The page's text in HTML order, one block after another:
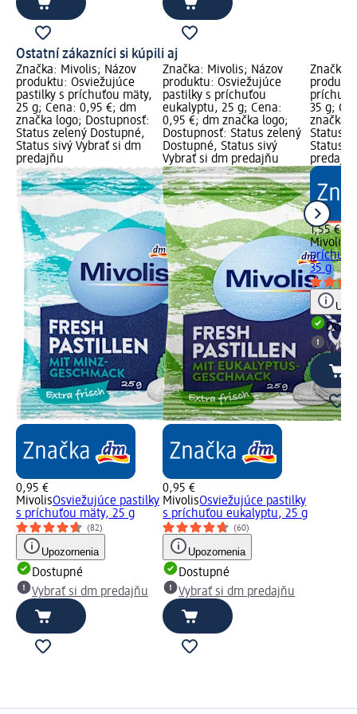
Ostatní zákazníci si kúpili aj
Značka: Mivolis; Názov
produktu: Osviežujúce
pastilky s príchuťou mäty,
25 g; Cena: 0,95 €; dm
značka logo; Dostupnosť:
Status zelený Dostupné,
Status sivý Vybrať si dm
predajňu
0,95 €
MivolisOsviežujúce pastilky
s príchuťou mäty, 25 g
(82)
Upozornenia
Dostupné
Vybrať si dm predajňu
Značka: Mivolis; Názov
produktu: Osviežujúce
pastilky s príchuťou
eukalyptu, 25 g; Cena:
0,95 €; dm značka logo;
Dostupnosť: Status zelený
Dostupné, Status sivý
Vybrať si dm predajňu
0,95 €
MivolisOsviežujúce pastilky
s príchuťou eukalyptu, 25 g
(60)
Upozornenia
Dostupné
Vybrať si dm predajňu
Značka:
35 g;
značka
Status
Status
predajňu
1,55 €
Mivolis
35 g